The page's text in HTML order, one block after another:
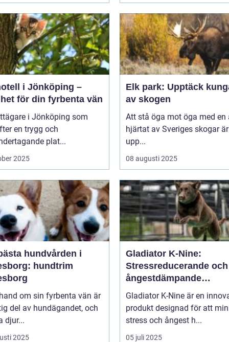
i Jönköping –
för din fyrbenta vän
i Jönköping som
en trygg och
plat...
2025
Elk park: Upptäck
av skogen
Att stå öga mot öga med en
hjärtat av Sveriges skogar
upp...
08 augusti 2025
hundvården i
hundtrim
om sin fyrbenta vän är
del av hundägandet, och
djur...
2025
Gladiator K-Nine:
Stressreducerande och
ångestdämpande
hundhalsband
Gladiator K-Nine är en
produkt designad för att
stress och ångest h...
05 juli 2025